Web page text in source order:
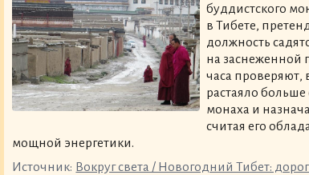
буддистского
в Тибете,
должность
на заснеженной
часа проверяют,
растаяло больше
монаха и
считая его
мощной энергетики.
Источник: Вокруг света / Новогодний Тибет: